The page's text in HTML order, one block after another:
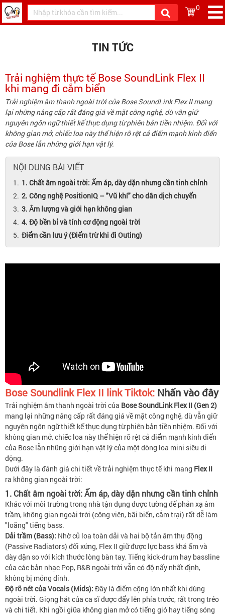
0
TIN TỨC
Trải nghiệm thực tế Bose SoundLink Flex II
khi mang đi cắm biển
Trải nghiệm âm thanh ngoài trời của Bose SoundLink Flex II mang
lại những nâng cấp rất đáng giá về mặt công nghệ, dù vẫn giữ
nguyên ngôn ngữ thiết kế thực dụng từ phiên bản tiền nhiệm. Đối với
không gian mở, chiếc loa này thể hiện rõ rệt cả điểm mạnh kinh điển
của Bose lẫn những giới hạn vật lý.
NỘI DUNG BÀI VIẾT
1. Chất âm ngoài trời: Ấm áp, dày dặn nhưng cần tinh chỉnh
2. Công nghệ PositionIQ – "Vũ khí" cho dân dịch chuyển
3. Âm lượng và giới hạn không gian
4. Độ bền bỉ và tính cơ động ngoài trời
Điểm cần lưu ý (Điểm trừ khi đi Outing)
Bose Soundlink Flex II link Tiktok: Nhấn vào đây
Trải nghiệm âm thanh ngoài trời của Bose SoundLink Flex II (Gen 2)
mang lại những nâng cấp rất đáng giá về mặt công nghệ, dù vẫn giữ
nguyên ngôn ngữ thiết kế thực dụng từ phiên bản tiền nhiệm. Đối với
không gian mở, chiếc loa này thể hiện rõ rệt cả điểm mạnh kinh điển
của Bose lẫn những giới hạn vật lý của một dòng loa mini siêu di
động.
Dưới đây là đánh giá chi tiết về trải nghiệm thực tế khi mang Flex II
ra không gian ngoài trời:
1. Chất âm ngoài trời: Ấm áp, dày dặn nhưng cần tinh chỉnh
Khác với môi trường trong nhà tận dụng được tường để phản xạ âm
trầm, không gian ngoài trời (công viên, bãi biển, cắm trại) rất dễ làm
"loãng" tiếng bass.
Dải trầm (Bass): Nhờ củ loa toàn dải và hai bộ tản âm thụ động
(Passive Radiators) đối xứng, Flex II giữ được lực bass khá ấm và
dày dặn so với kích thước lòng bàn tay. Tiếng kick-drum hay bassline
của các bản nhạc Pop, R&B ngoài trời vẫn có độ nẩy nhất định,
không bị mỏng dính.
Độ rõ nét của Vocals (Mids): Đây là điểm cộng lớn nhất khi dùng
ngoài trời. Giọng hát của ca sĩ được đẩy lên phía trước, rất trong trẻo
và chi tiết. Khi ngồi giữa không gian mở có tiếng gió hay tiếng sóng